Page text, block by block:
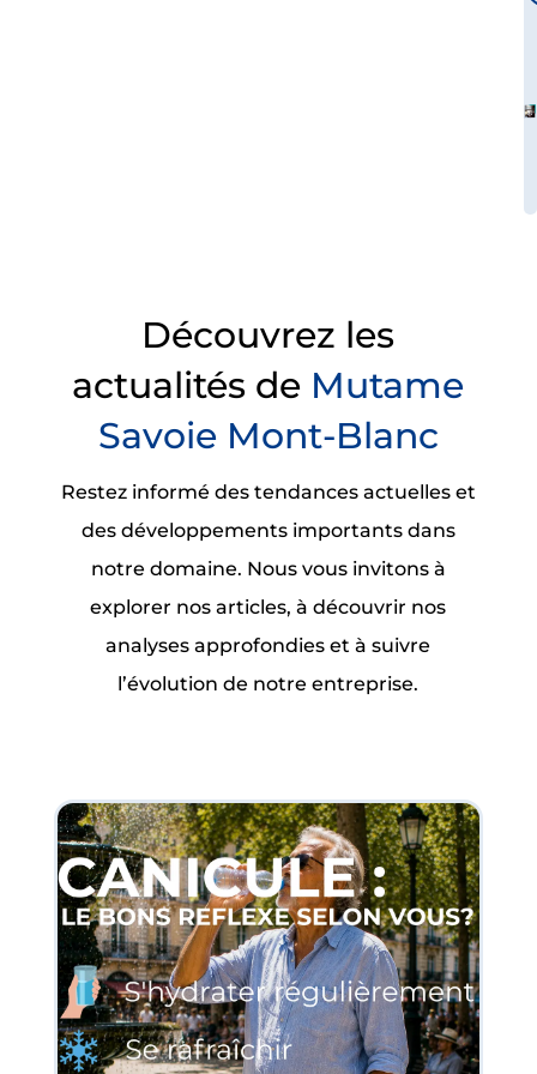
Découvrez les
actualités de Mutame
Savoie Mont-Blanc
Restez informé des tendances actuelles et
des développements importants dans
notre domaine. Nous vous invitons à
explorer nos articles, à découvrir nos
analyses approfondies et à suivre
l’évolution de notre entreprise.